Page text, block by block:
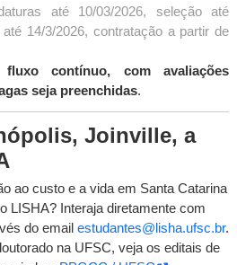
até 10/03/2026, seleção até
14/3/2026, contratação a partir de
contínuo, com avaliações
seja preenchidas.
Joinville, a
ao custo e a vida em Santa Catarina
LISHA? Interaja diretamente com
do email estudantes@lisha.ufsc.br.
na UFSC, veja os editais de